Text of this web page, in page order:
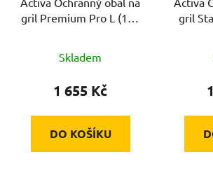
gril Premium Pro L (150
Skladem
1 655 Kč
DO KOŠÍKU
gril